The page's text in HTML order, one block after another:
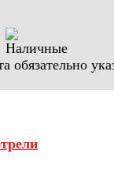
обязательно